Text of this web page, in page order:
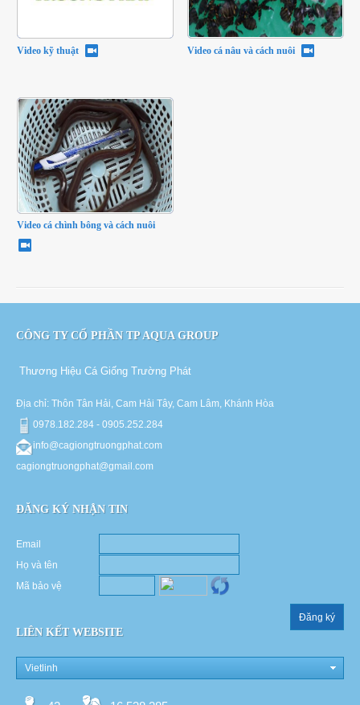
Video kỹ thuật Video cá nâu và cách nuôi
Video cá chình bông và cách nuôi
CÔNG TY CỔ PHẦN TP AQUA GROUP
Thương Hiệu Cá Giống Trường Phát
Địa chỉ: Thôn Tân Hải, Cam Hải Tây, Cam Lâm, Khánh Hòa
0978.182.284 - 0905.252.284
info@cagiongtruongphat.com
cagiongtruongphat@gmail.com
ĐĂNG KÝ NHẬN TIN
Email
Họ và tên
Mã bảo vệ
Đăng ký
LIÊN KẾT WEBSITE
Vietlinh